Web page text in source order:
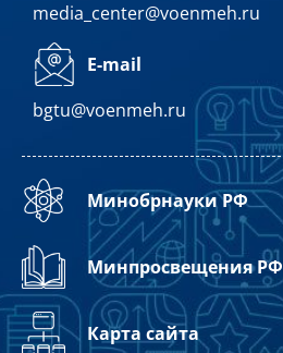
media_center@voenmeh.ru
E-mail
bgtu@voenmeh.ru
Минобрнауки РФ
Минпросвещения РФ
Карта сайта